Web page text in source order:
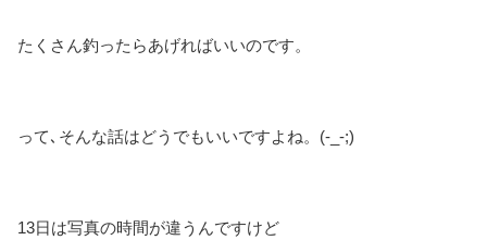
たくさん釣ったらあげればいいのです。
って､そんな話はどうでもいいですよね。(-_-;)
13日は写真の時間が違うんですけど